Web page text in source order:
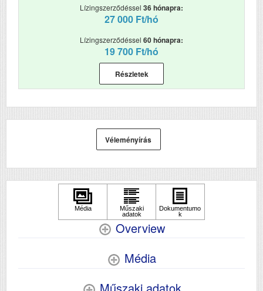
mm)
Lízingszerződéssel 36 hónapra:
27 000 Ft/hó
Lízingszerződéssel 60 hónapra:
19 700 Ft/hó
Részletek
Véleményírás
Overview
Média